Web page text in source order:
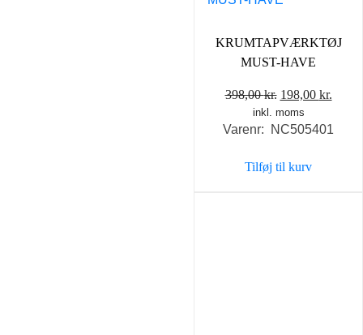
KRUMTAPVÆRKTØJ
MUST-HAVE
398,00kr. Den
oprindelige
pris
398,00 kr..
198,00 kr.
pris
inkl. moms
Varenr: NC505401
Tilføj til kurv